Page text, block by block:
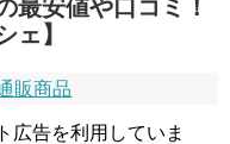
最安値や口コミ！
ェ】
販商品
広告を利用していま